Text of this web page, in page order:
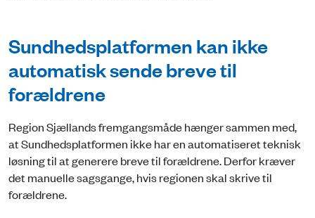
Sundhedsplatformen kan ikke
automatisk sende breve til
forældrene
Region Sjællands fremgangsmåde hænger sammen med,
at Sundhedsplatformen ikke har en automatiseret teknisk
løsning til at generere breve til forældrene. Derfor kræver
det manuelle sagsgange, hvis regionen skal skrive til
forældrene.